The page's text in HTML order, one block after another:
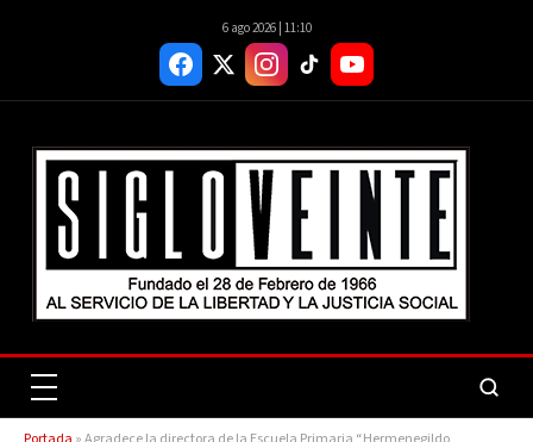
6 ago 2026 | 11:10